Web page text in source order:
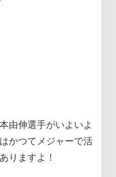
由伸選手がいよいよ
かつてメジャーで活
りますよ！